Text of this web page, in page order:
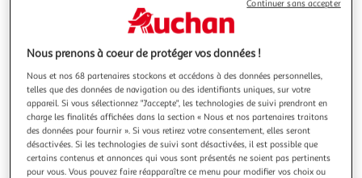
à
Nous prenons à coeur de protéger vos données !
Nous et nos 68 partenaires stockons et accédons à des données personnelles,
telles que des données de navigation ou des identifiants uniques, sur votre
appareil. Si vous sélectionnez "J'accepte", les technologies de suivi prendront en
charge les finalités affichées dans la section « Nous et nos partenaires traitons
des données pour fournir ». Si vous retirez votre consentement, elles seront
désactivées. Si les technologies de suivi sont désactivées, il est possible que
certains contenus et annonces qui vous sont présentés ne soient pas pertinents
pour vous. Vous pouvez faire réapparaître ce menu pour modifier vos choix ou
Continuer sans accepter